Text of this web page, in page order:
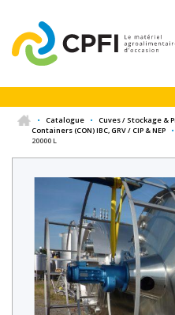
• Catalogue •
Cuves / Stockage &
Containers (CON) IBC, GRV / CIP & NEP
•
20000 L